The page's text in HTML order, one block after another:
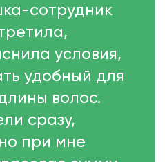
сотрудник
условия,
удобный для
волос.
сразу,
при мне